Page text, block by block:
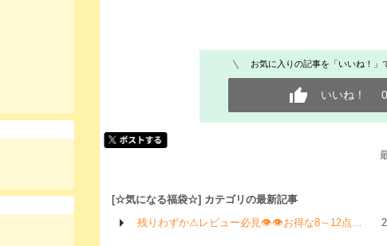
お気に入りの記事を「いいね！」
いいね！
[☆気になる福袋☆] カテゴリの最新記事
残りわずか⚠レビュー必見👁👁お得な8～12点…